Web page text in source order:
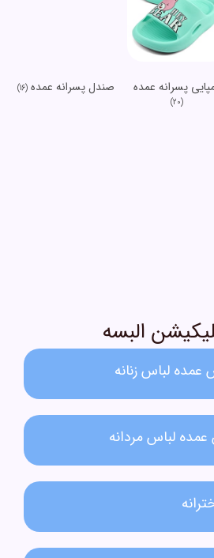
پسرانه عمده
(20)
صندل پسرانه عمده(16)
البسه
عمده لباس زنانه​
لباس مردانه​